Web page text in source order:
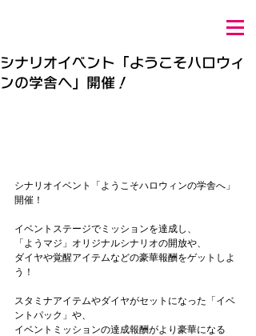
シナリオイベント「ようこそハロウィ
ンの学舎へ」開催！
シナリオイベント「ようこそハロウィンの学舎へ」
開催！
イベントステージでミッションを達成し、
「ようマジ」オリジナルシナリオの開放や、
ダイヤや覚醒アイテムなどの豪華報酬をゲットしよ
う！
スタミナアイテムやダイヤがセットになった「イベ
ントパック」や、
イベントミッションの達成報酬がより豪華になる